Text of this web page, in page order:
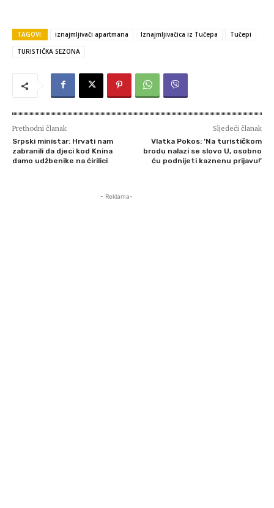
TAGOVI: iznajmljivači apartmana Iznajmljivačica iz Tučepa
Tučepi
TURISTIČKA SEZONA
Prethodni članak
Srpski ministar: Hrvati nam
zabranili da djeci kod Knina
damo udžbenike na ćirilici
Sljedeći članak
Vlatka Pokos: ‘Na turističkom
brodu nalazi se slovo U, osobno
ću podnijeti kaznenu prijavu!’
- Reklama-